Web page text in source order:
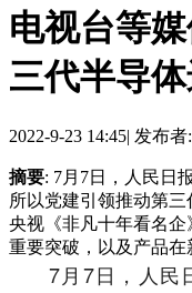
电视台等
三代半导
2022-9-23 14:45| 发布者:
摘要: 7月7日，人民日
所以党建引领推动第三
央视《非凡十年看名企
重要突破，以及产品
7月7日，人民